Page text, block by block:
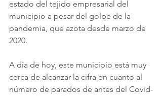
estado del tejido empresarial del
municipio a pesar del golpe de la
pandemia, que azota desde marzo de
2020.
A día de hoy, este municipio está muy
cerca de alcanzar la cifra en cuanto al
número de parados de antes del Covid-